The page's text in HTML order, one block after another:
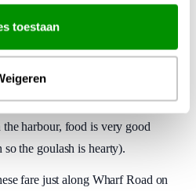
toestaan
Trader Vics, now Moorings
past Chantilly’s on the way to
reviews from the locals and
the Melanesian with a great
harbour, food is very good
the goulash is hearty).
fare just along Wharf Road on